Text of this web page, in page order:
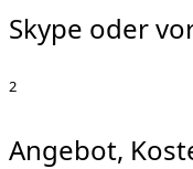
Skype oder
2
Angebot,